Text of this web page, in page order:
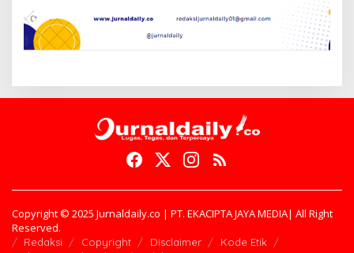
Copyright © 2025 Jurnaldaily.co | PT. EKACIPTA JAYA MEDIA| All Right
Reserved.
Redaksi Copyright Disclaimer
Kode Etik